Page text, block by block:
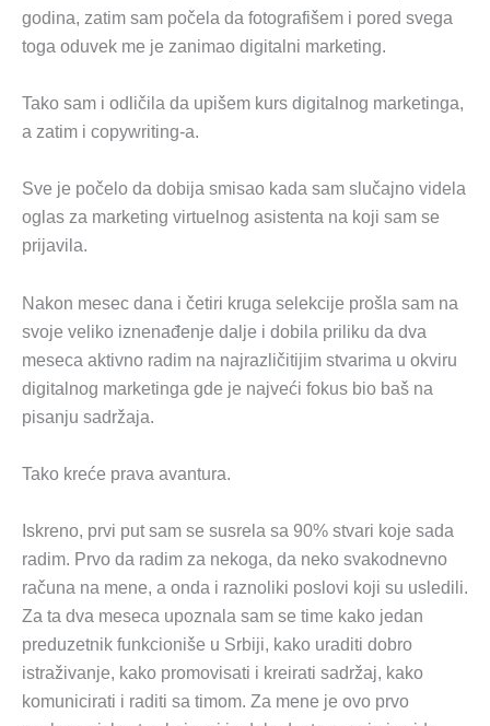
godina, zatim sam počela da fotografišem i pored svega
toga oduvek me je zanimao digitalni marketing.
Tako sam i odličila da upišem kurs digitalnog marketinga,
a zatim i copywriting-a.
Sve je počelo da dobija smisao kada sam slučajno videla
oglas za marketing virtuelnog asistenta na koji sam se
prijavila.
Nakon mesec dana i četiri kruga selekcije prošla sam na
svoje veliko iznenađenje dalje i dobila priliku da dva
meseca aktivno radim na najrazličitijim stvarima u okviru
digitalnog marketinga gde je najveći fokus bio baš na
pisanju sadržaja.
Tako kreće prava avantura.
Iskreno, prvi put sam se susrela sa 90% stvari koje sada
radim. Prvo da radim za nekoga, da neko svakodnevno
računa na mene, a onda i raznoliki poslovi koji su usledili.
Za ta dva meseca upoznala sam se time kako jedan
preduzetnik funkcioniše u Srbiji, kako uraditi dobro
istraživanje, kako promovisati i kreirati sadržaj, kako
komunicirati i raditi sa timom. Za mene je ovo prvo